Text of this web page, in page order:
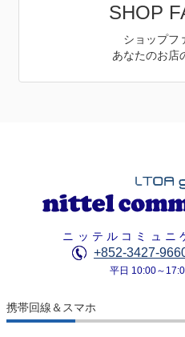
SHOP
ショップフ
あなたのお店
ニッテルコミュニ
+852-3427-
平日 10:00～
携帯回線＆スマホ